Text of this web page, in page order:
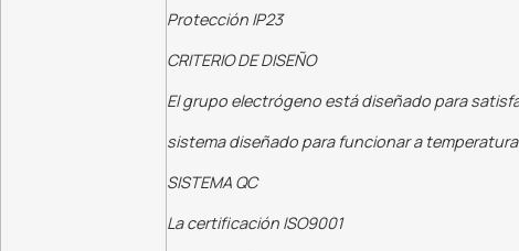
Protección IP23
CRITERIO DE DISEÑO
El grupo electrógeno está diseñado para
sistema diseñado para funcionar a
SISTEMA QC
La certificación ISO9001